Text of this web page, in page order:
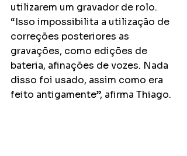
utilizarem um gravador de rolo.
“Isso impossibilita a utilização de
correções posteriores as
gravações, como edições de
bateria, afinações de vozes. Nada
disso foi usado, assim como era
feito antigamente”, afirma Thiago.